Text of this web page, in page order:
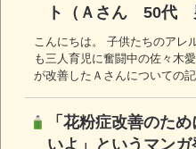
ト（Ａさん 50代
こんにちは。 子供たちのアレ
も三人育児に奮闘中の佐々木
が改善したＡさんについての
「花粉症改善のた
いよ」というマン